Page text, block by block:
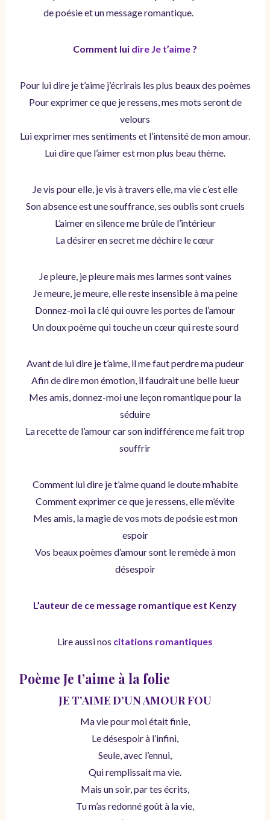
de poésie et un message romantique.
Comment lui dire Je t’aime ?
Pour lui dire je t’aime j’écrirais les plus beaux des poèmes
Pour exprimer ce que je ressens, mes mots seront de
velours
Lui exprimer mes sentiments et l’intensité de mon amour.
Lui dire que l’aimer est mon plus beau thème.
Je vis pour elle, je vis à travers elle, ma vie c’est elle
Son absence est une souffrance, ses oublis sont cruels
L’aimer en silence me brûle de l’intérieur
La désirer en secret me déchire le cœur
Je pleure, je pleure mais mes larmes sont vaines
Je meure, je meure, elle reste insensible à ma peine
Donnez-moi la clé qui ouvre les portes de l’amour
Un doux poème qui touche un cœur qui reste sourd
Avant de lui dire je t’aime, il me faut perdre ma pudeur
Afin de dire mon émotion, il faudrait une belle lueur
Mes amis, donnez-moi une leçon romantique pour la
séduire
La recette de l’amour car son indifférence me fait trop
souffrir
Comment lui dire je t’aime quand le doute m’habite
Comment exprimer ce que je ressens, elle m’évite
Mes amis, la magie de vos mots de poésie est mon
espoir
Vos beaux poèmes d’amour sont le remède à mon
désespoir
L’auteur de ce message romantique est Kenzy
Lire aussi nos citations romantiques
Poème Je t’aime à la folie
JE T’AIME D’UN AMOUR FOU
Ma vie pour moi était finie,
Le désespoir à l’infini,
Seule, avec l’ennui,
Qui remplissait ma vie.
Mais un soir, par tes écrits,
Tu m’as redonné goût à la vie,